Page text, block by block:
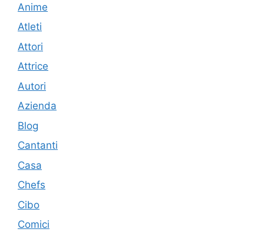
Anime
Atleti
Attori
Attrice
Autori
Azienda
Blog
Cantanti
Casa
Chefs
Cibo
Comici